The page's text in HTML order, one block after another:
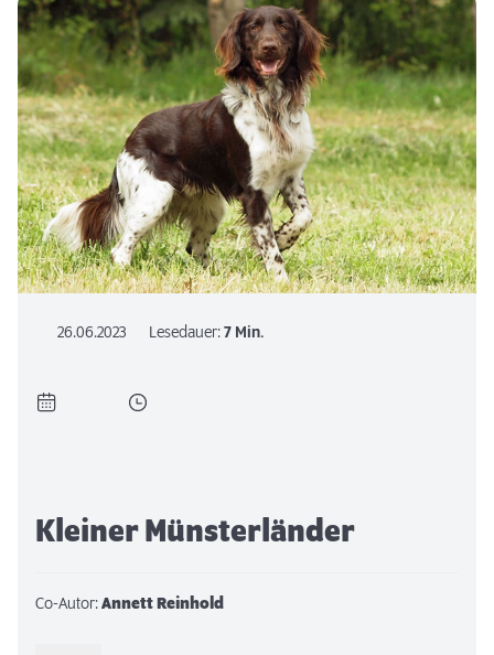
26.06.2023 Lesedauer:7 Min.
Kleiner Münsterländer
Co-Autor:Annett Reinhold